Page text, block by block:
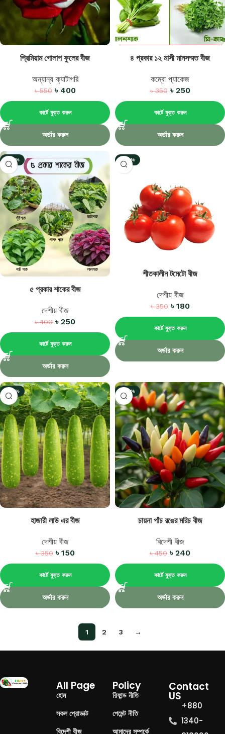
প্রিমিয়াম গোলাপ ফুলের বীজ
অন্যান্য ক্যাটাগরি
৳550 ৳ 400
কার্টে যুক্ত করুন
অর্ডার করুন
৪ প্রকার ১২ মাসী মানসম্মত বীজ
কম্বো প্যাকেজ
৳350 ৳ 250
কার্টে যুক্ত করুন
অর্ডার করুন
-38%
৫ প্রকার শাকের বীজ
দেশীয় বীজ
৳400 ৳ 250
কার্টে যুক্ত করুন
অর্ডার করুন
-49%
শীতকালীন টমেটো বীজ
দেশীয় বীজ
৳350 ৳ 180
কার্টে যুক্ত করুন
অর্ডার করুন
-57%
হাজারী লাউ এর বীজ
দেশীয় বীজ
৳350 ৳ 150
কার্টে যুক্ত করুন
অর্ডার করুন
-47%
চায়না পাঁচ রঙের মরিচ বীজ
বিদেশী বীজ
৳450 ৳ 240
কার্টে যুক্ত করুন
অর্ডার করুন
1 2 3 →
All Page
হোম
সকল প্রোডাক্ট
বিদেশী বীজ
Policy
রিফান্ড নীতি
পেমেন্ট নীতি
আমাদের সম্পর্কে
Contact
US
+880
1340-